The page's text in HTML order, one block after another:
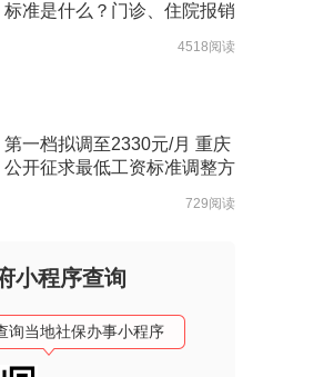
标准是什么？门诊、住院报销
4518阅读
第一档拟调至2330元/月 重庆
公开征求最低工资标准调整方
729阅读
小程序查询
询当地社保办事小程序